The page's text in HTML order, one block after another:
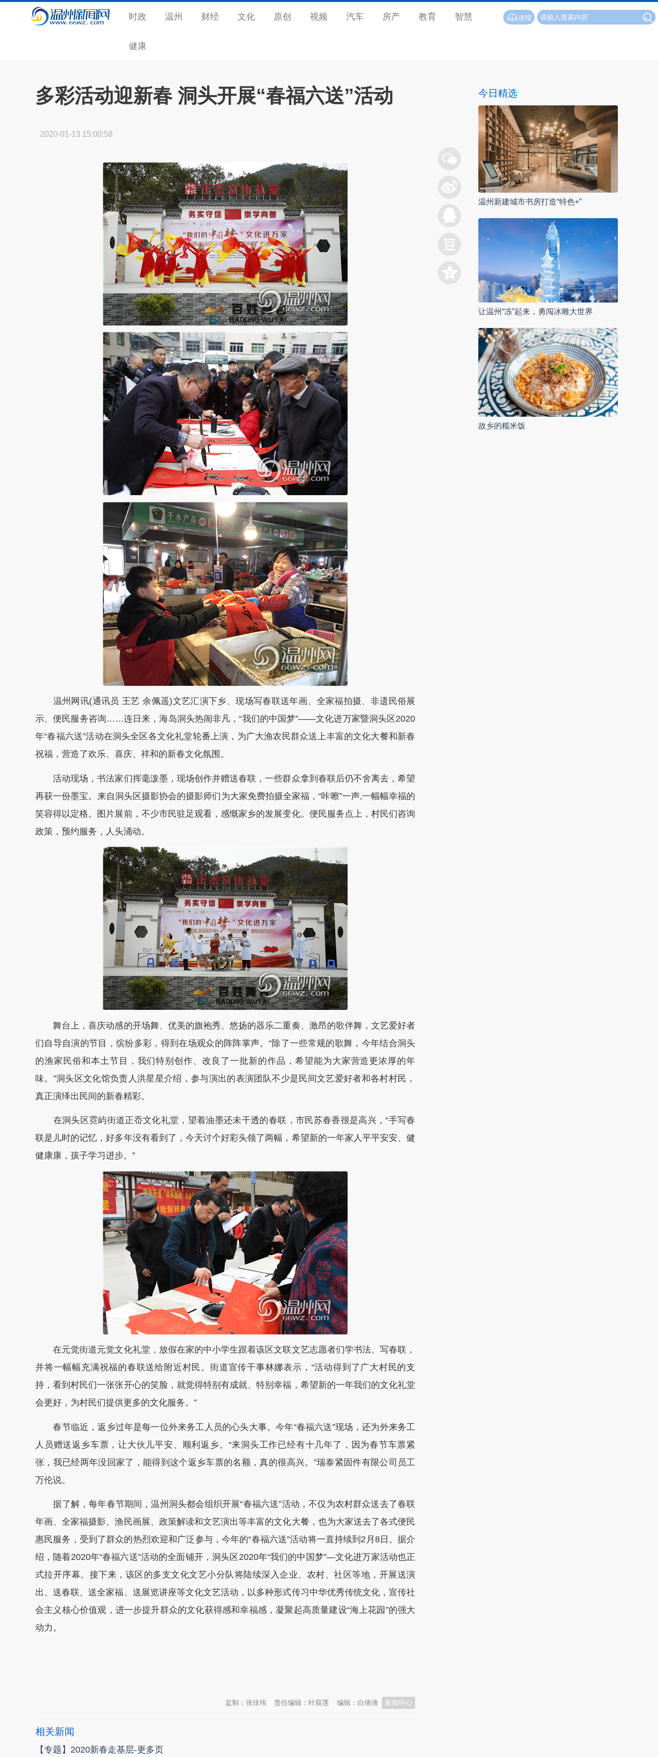
时政 温州 财经 文化 原创 视频 汽车 房产 教育 智慧
健康
读报
多彩活动迎新春 洞头开展“春福六送”活动
2020-01-13 15:00:58
温州网讯(通讯员 王艺 余佩遥)文艺汇演下乡、现场写春联送年画、全家福拍摄、非遗民俗展
示、便民服务咨询……连日来，海岛洞头热闹非凡，“我们的中国梦”——文化进万家暨洞头区2020
年“春福六送”活动在洞头全区各文化礼堂轮番上演，为广大渔农民群众送上丰富的文化大餐和新春
祝福，营造了欢乐、喜庆、祥和的新春文化氛围。
活动现场，书法家们挥毫泼墨，现场创作并赠送春联，一些群众拿到春联后仍不舍离去，希望
再获一份墨宝。来自洞头区摄影协会的摄影师们为大家免费拍摄全家福，“咔嚓”一声,一幅幅幸福的
笑容得以定格。图片展前，不少市民驻足观看，感慨家乡的发展变化。便民服务点上，村民们咨询
政策，预约服务，人头涌动。
舞台上，喜庆动感的开场舞、优美的旗袍秀、悠扬的器乐二重奏、激昂的歌伴舞，文艺爱好者
们自导自演的节目，缤纷多彩，得到在场观众的阵阵掌声。“除了一些常规的歌舞，今年结合洞头
的渔家民俗和本土节目，我们特别创作、改良了一批新的作品，希望能为大家营造更浓厚的年
味。”洞头区文化馆负责人洪星星介绍，参与演出的表演团队不少是民间文艺爱好者和各村村民，
真正演绎出民间的新春精彩。
在洞头区霓屿街道正岙文化礼堂，望着油墨还未干透的春联，市民苏春香很是高兴，“手写春
联是儿时的记忆，好多年没有看到了，今天讨个好彩头领了两幅，希望新的一年家人平平安安、健
健康康，孩子学习进步。”
在元觉街道元觉文化礼堂，放假在家的中小学生跟着该区文联文艺志愿者们学书法、写春联，
并将一幅幅充满祝福的春联送给附近村民。街道宣传干事林娜表示，“活动得到了广大村民的支
持，看到村民们一张张开心的笑脸，就觉得特别有成就、特别幸福，希望新的一年我们的文化礼堂
会更好，为村民们提供更多的文化服务。”
春节临近，返乡过年是每一位外来务工人员的心头大事。今年“春福六送”现场，还为外来务工
人员赠送返乡车票，让大伙儿平安、顺利返乡。“来洞头工作已经有十几年了，因为春节车票紧
张，我已经两年没回家了，能得到这个返乡车票的名额，真的很高兴。”瑞泰紧固件有限公司员工
万伦说。
据了解，每年春节期间，温州洞头都会组织开展“春福六送”活动，不仅为农村群众送去了春联
年画、全家福摄影、渔民画展、政策解读和文艺演出等丰富的文化大餐，也为大家送去了各式便民
惠民服务，受到了群众的热烈欢迎和广泛参与，今年的“春福六送”活动将一直持续到2月8日。据介
绍，随着2020年“春福六送”活动的全面铺开，洞头区2020年“我们的中国梦”—文化进万家活动也正
式拉开序幕。接下来，该区的多支文化文艺小分队将陆续深入企业、农村、社区等地，开展送演
出、送春联、送全家福、送展览讲座等文化文艺活动，以多种形式传习中华优秀传统文化，宣传社
会主义核心价值观，进一步提升群众的文化获得感和幸福感，凝聚起高质量建设“海上花园”的强大
动力。
新闻中心
编辑：白倩倩
责任编辑：叶双莲
监制：张佳玮
相关新闻
【专题】2020新春走基层-更多页
今日精选
温州新建城市书房打造“特色+”
让温州“冻”起来，勇闯冰雕大世界
故乡的糯米饭